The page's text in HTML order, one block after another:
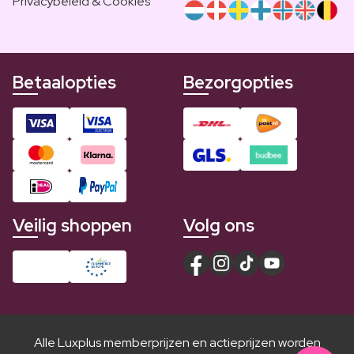
Betaalopties Bezorgopties
Veilig shoppen Volg ons
Alle Luxplus memberprijzen en actieprijzen worden